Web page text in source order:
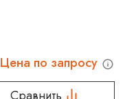
Цена по запросу